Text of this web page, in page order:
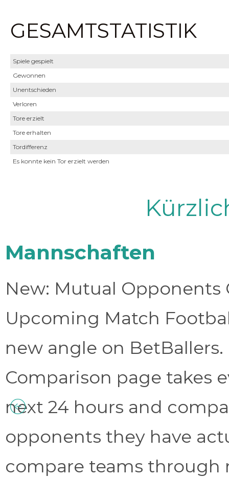
GESAMTSTATISTIK
Spiele gespielt
Gewonnen
Unentschieden
Verloren
Tore erzielt
Tore erhalten
Tordifferenz
Es konnte kein Tor erzielt werden
Mannschaften
New: Mutual Opponents
Upcoming Match
new angle on
Comparison page takes
next 24 hours and
opponents they have
compare teams through